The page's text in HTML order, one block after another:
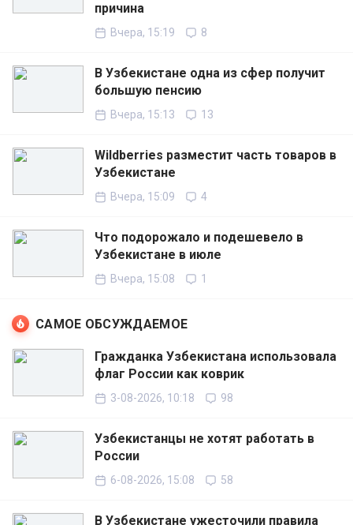
причина
Вчера, 15:19 8
В Узбекистане одна из сфер получит
большую пенсию
Вчера, 15:13 13
Wildberries разместит часть товаров в
Узбекистане
Вчера, 15:09 4
Что подорожало и подешевело в
Узбекистане в июле
Вчера, 15:08 1
САМОЕ ОБСУЖДАЕМОЕ
Гражданка Узбекистана использовала
флаг России как коврик
3-08-2026, 10:18 98
Узбекистанцы не хотят работать в
России
6-08-2026, 15:08 58
В Узбекистане ужесточили правила